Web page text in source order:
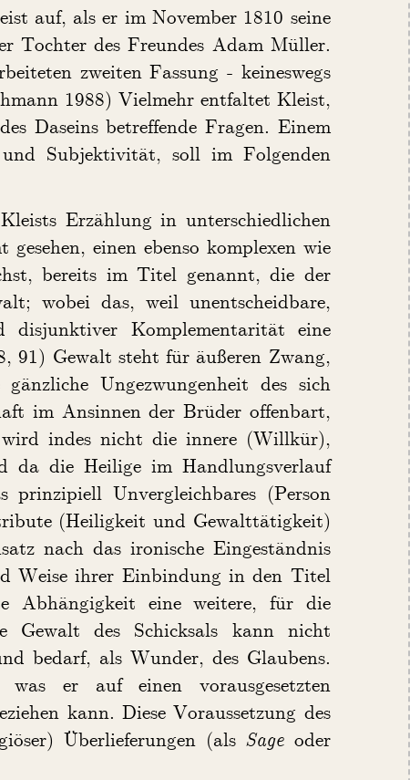
auf, als er im November 1810 seine
Tochter des Freundes Adam Müller.
zweiten Fassung - keineswegs
1988) Vielmehr entfaltet Kleist,
Daseins betreffende Fragen. Einem
Subjektivität, soll im Folgenden
Erzählung in unterschiedlichen
einen ebenso komplexen wie
bereits im Titel genannt, die der
wobei das, weil unentscheidbare,
disjunktiver Komplementarität eine
91) Gewalt steht für äußeren Zwang,
Ungezwungenheit des sich
im Ansinnen der Brüder offenbart,
indes nicht die innere (Willkür),
da die Heilige im Handlungsverlauf
Unvergleichbares (Person
(Heiligkeit und Gewalttätigkeit)
nach das ironische Eingeständnis
Weise ihrer Einbindung in den Titel
Abhängigkeit eine weitere, für die
Gewalt des Schicksals kann nicht
bedarf, als Wunder, des Glaubens.
er auf einen vorausgesetzten
kann. Diese Voraussetzung des
Überlieferungen (als Sage oder